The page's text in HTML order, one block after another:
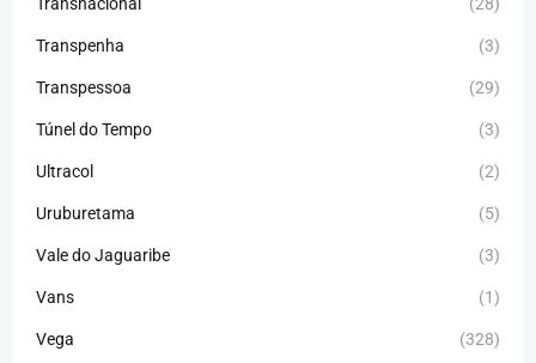
Transnacional (28)
Transpenha (3)
Transpessoa (29)
Túnel do Tempo (3)
Ultracol (2)
Uruburetama (5)
Vale do Jaguaribe (3)
Vans (1)
Vega (328)